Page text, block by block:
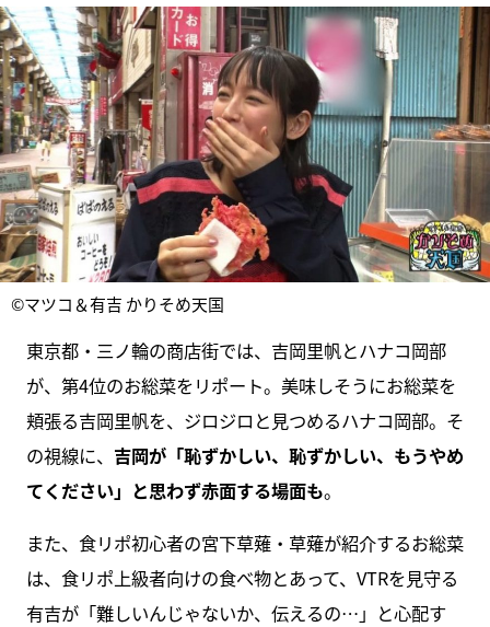
©マツコ＆有吉 かりそめ天国
東京都・三ノ輪の商店街では、吉岡里帆とハナコ岡部
が、第4位のお総菜をリポート。美味しそうにお総菜を
頬張る吉岡里帆を、ジロジロと見つめるハナコ岡部。そ
の視線に、 吉岡が「恥ずかしい、恥ずかしい、もうやめ
てください」と思わず赤面する場面も。
また、食リポ初心者の宮下草薙・草薙が紹介するお総菜
は、食リポ上級者向けの食べ物とあって、VTRを見守る
有吉が「難しいんじゃないか、伝えるの…」と心配す